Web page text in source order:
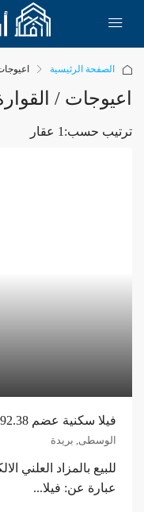
الصفحة الرئيسية
اعيوجات /
1 عقار ترتيب حسب:
فيلا سكنية عضم 592.38م اعيوجات / القوارة – بريدة
الوسطى, بريدة
للبيع بالمزاد العلني
عبارة عن: فيلا...